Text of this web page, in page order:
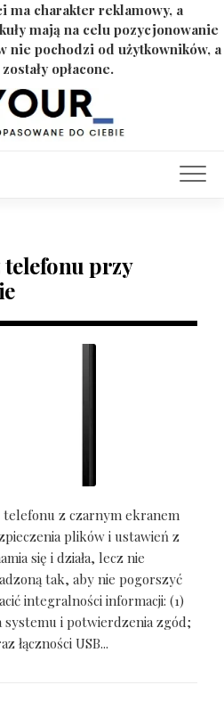
ma charakter reklamowy, a
mają na celu pozycjonowanie
nie pochodzi od użytkowników, a
opłacone.
przy
telefonu z czarnym ekranem
plików i ustawień z
się i działa, lecz nie
tak, aby nie pogorszyć
integralności informacji: (1)
systemu i potwierdzenia zgód;
łączności USB...